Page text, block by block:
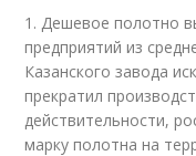
1. Дешевое полотно
предприятий из
Казанского завода
прекратил
действительности,
марку полотна на